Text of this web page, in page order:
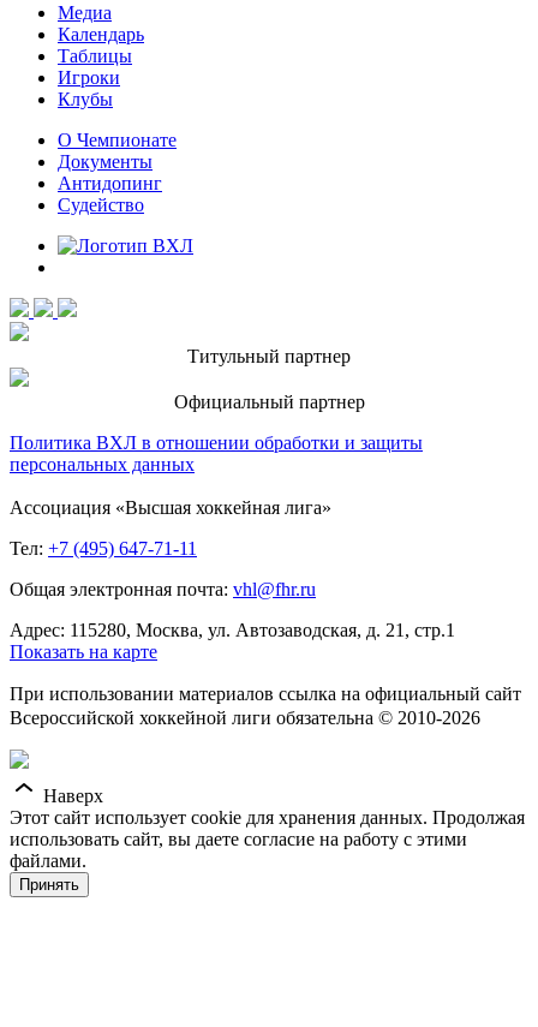
Медиа
Календарь
Таблицы
Игроки
Клубы
О Чемпионате
Документы
Антидопинг
Судейство
Титульный партнер
Официальный партнер
Политика ВХЛ в отношении обработки и защиты
персональных данных
Ассоциация «Высшая хоккейная лига»
Тел: +7 (495) 647-71-11
Общая электронная почта: vhl@fhr.ru
Адрес: 115280, Москва, ул. Автозаводская, д. 21, стр.1
Показать на карте
При использовании материалов ссылка на официальный сайт
Всероссийской хоккейной лиги обязательна © 2010-2026
Наверх
Этот сайт использует cookie для хранения данных. Продолжая
использовать сайт, вы даете согласие на работу с этими
файлами.
Принять